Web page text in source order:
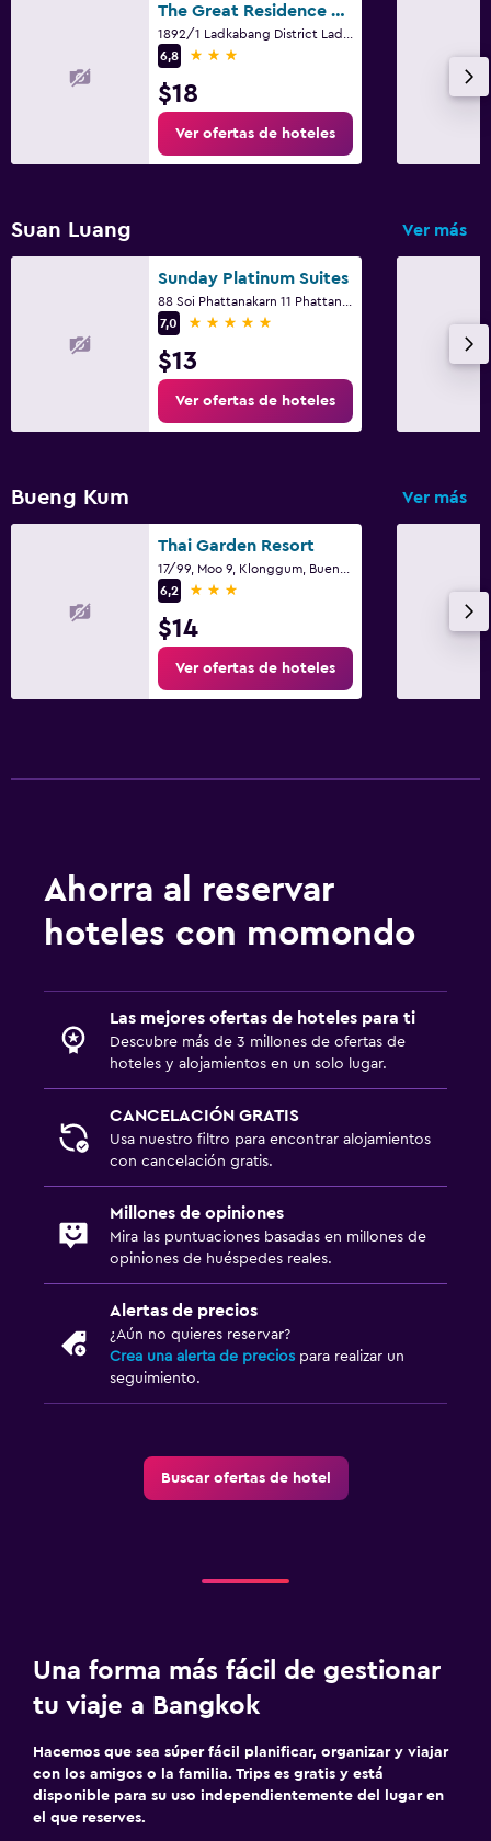
The Great Residence Suvarnabhumi Airport
6,8
3 estrellas
$18
Ver ofertas de hoteles
Suan Luang Ver más
Sunday Platinum Suites
7,0
5 estrellas
$13
Ver ofertas de hoteles
Bueng Kum Ver más
Thai Garden Resort
6,2
3 estrellas
$14
Ver ofertas de hoteles
Ahorra al reservar
hoteles con momondo
Las mejores ofertas de hoteles para ti
Descubre más de 3 millones de ofertas de
hoteles y alojamientos en un solo lugar.
CANCELACIÓN GRATIS
Usa nuestro filtro para encontrar alojamientos
con cancelación gratis.
Millones de opiniones
Mira las puntuaciones basadas en millones de
opiniones de huéspedes reales.
Alertas de precios
¿Aún no quieres reservar?
Crea una alerta de precios para realizar un
seguimiento.
Buscar ofertas de hotel
Una forma más fácil de gestionar
tu viaje a Bangkok
Hacemos que sea súper fácil planificar, organizar y viajar
con los amigos o la familia. Trips es gratis y está
disponible para su uso independientemente del lugar en
el que reserves.